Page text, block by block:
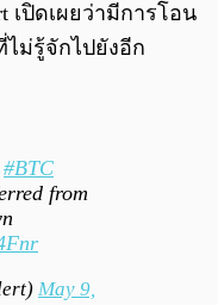
เปิดเผยว่ามีการโอน
ไม่รู้จักไปยังอีก
#BTC
from
May 9,